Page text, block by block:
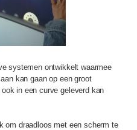
systemen ontwikkelt waarmee
kan gaan op een groot
in een curve geleverd kan
om draadloos met een scherm te